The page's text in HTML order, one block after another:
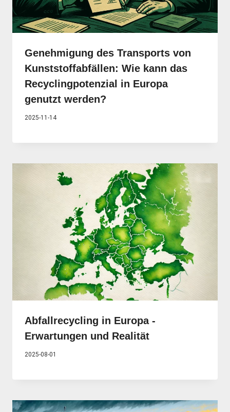
Genehmigung des Transports von
Kunststoffabfällen: Wie kann das
Recyclingpotenzial in Europa
genutzt werden?
2025-11-14
Abfallrecycling in Europa -
Erwartungen und Realität
2025-08-01